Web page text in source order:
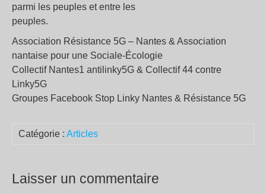
parmi les peuples et entre les
peuples.
Association Résistance 5G – Nantes & Association
nantaise pour une Sociale-Écologie
Collectif Nantes1 antilinky5G & Collectif 44 contre
Linky5G
Groupes Facebook Stop Linky Nantes & Résistance 5G
Catégorie : Articles
Laisser un commentaire